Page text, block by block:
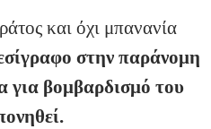
και όχι μπανανία
στην παράνομη
για βομβαρδισμό του